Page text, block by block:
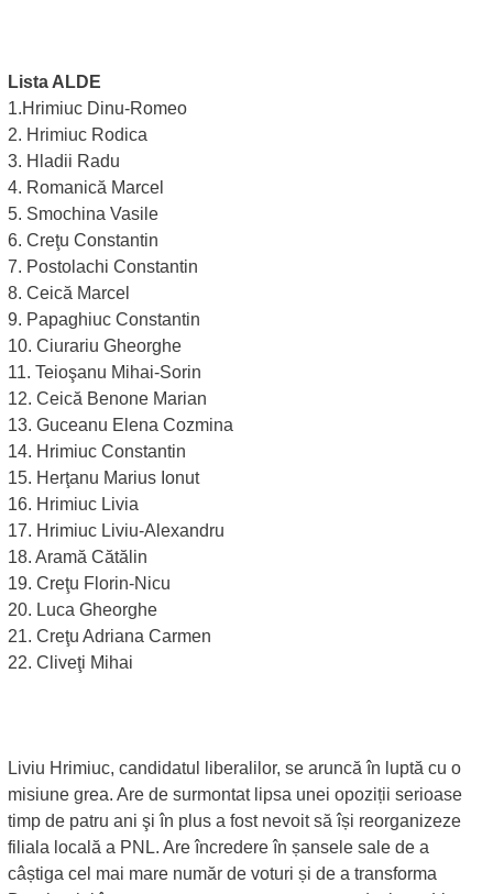
Lista ALDE
1.Hrimiuc Dinu-Romeo
2. Hrimiuc Rodica
3. Hladii Radu
4. Romanică Marcel
5. Smochina Vasile
6. Creţu Constantin
7. Postolachi Constantin
8. Ceică Marcel
9. Papaghiuc Constantin
10. Ciurariu Gheorghe
11. Teioşanu Mihai-Sorin
12. Ceică Benone Marian
13. Guceanu Elena Cozmina
14. Hrimiuc Constantin
15. Herţanu Marius Ionut
16. Hrimiuc Livia
17. Hrimiuc Liviu-Alexandru
18. Aramă Cătălin
19. Creţu Florin-Nicu
20. Luca Gheorghe
21. Creţu Adriana Carmen
22. Cliveţi Mihai
Liviu Hrimiuc, candidatul liberalilor, se aruncă în luptă cu o
misiune grea. Are de surmontat lipsa unei opoziții serioase
timp de patru ani şi în plus a fost nevoit să își reorganizeze
filiala locală a PNL. Are încredere în șansele sale de a
câștiga cel mai mare număr de voturi și de a transforma